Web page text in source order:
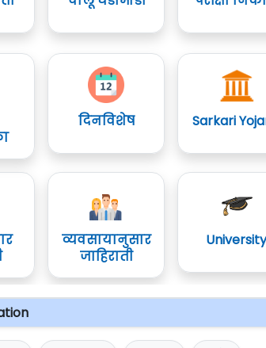
दिनविशेष Sarkari
व्यवसायानुसार
जाहिराती